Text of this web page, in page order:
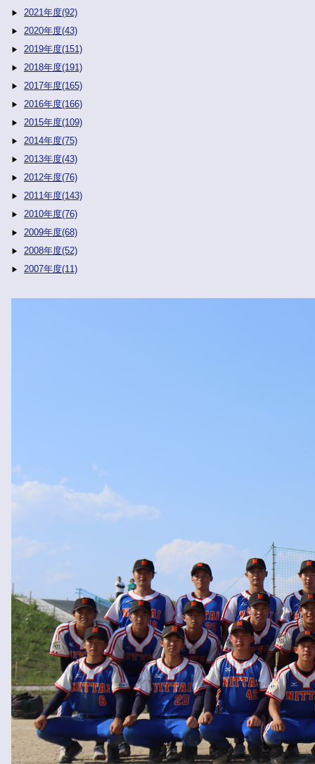
2021年度(92)
2020年度(43)
2019年度(151)
2018年度(191)
2017年度(165)
2016年度(166)
2015年度(109)
2014年度(75)
2013年度(43)
2012年度(76)
2011年度(143)
2010年度(76)
2009年度(68)
2008年度(52)
2007年度(11)